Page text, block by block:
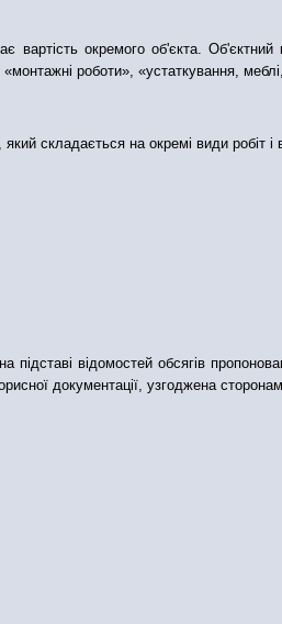
вартість окремого об'єкта. Об'єктний
роботи», «устаткування,
складається на окремі види робіт і
підставі відомостей обсягів
документації, узгоджена